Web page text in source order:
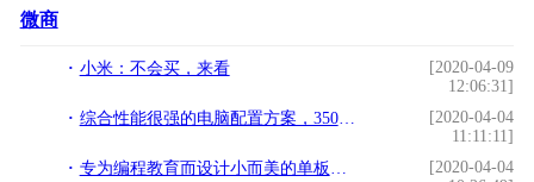
微商
小米：不会买，来看
[2020-04-09
12:06:31]
综合性能很强的电脑配置方案，3500元预算装机，颜值还很高！
[2020-04-04
11:11:11]
专为编程教育而设计小而美的单板计算机到底有怎样的神奇魔力？
[2020-04-04